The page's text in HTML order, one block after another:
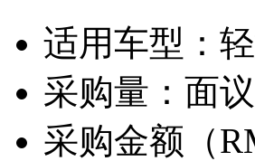
适用车型：
采购量： 面议
采购金额（